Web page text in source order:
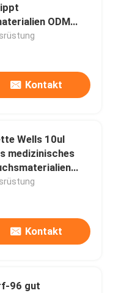
ODM
Laborum
Kontakt
Wells 10ul
medizinisches
Kontakt
96 gut